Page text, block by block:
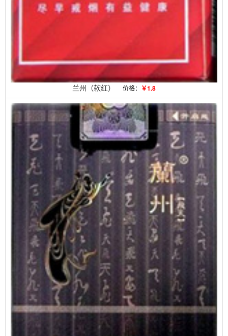
兰州（软红） 价格： ￥1.8